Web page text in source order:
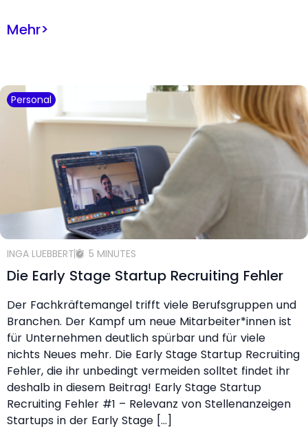
Mehr>
Personal
INGA LUEBBERT 5 MINUTES
Die Early Stage Startup Recruiting Fehler
Der Fachkräftemangel trifft viele Berufsgruppen und
Branchen. Der Kampf um neue Mitarbeiter*innen ist
für Unternehmen deutlich spürbar und für viele
nichts Neues mehr. Die Early Stage Startup Recruiting
Fehler, die ihr unbedingt vermeiden solltet findet ihr
deshalb in diesem Beitrag! Early Stage Startup
Recruiting Fehler #1 – Relevanz von Stellenanzeigen
Startups in der Early Stage […]